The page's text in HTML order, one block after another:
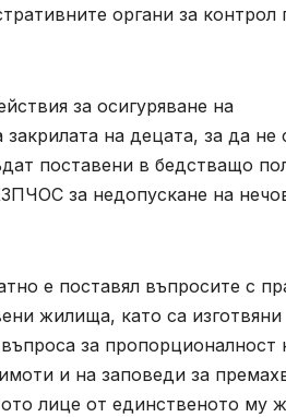
органи за контрол
за осигуряване на
на децата, за да не
поставени в бедстващо
за недопускане на
е поставял въпросите с
жилища, като са изготвяни
за пропорционалност
и на заповеди за
лице от единственото му